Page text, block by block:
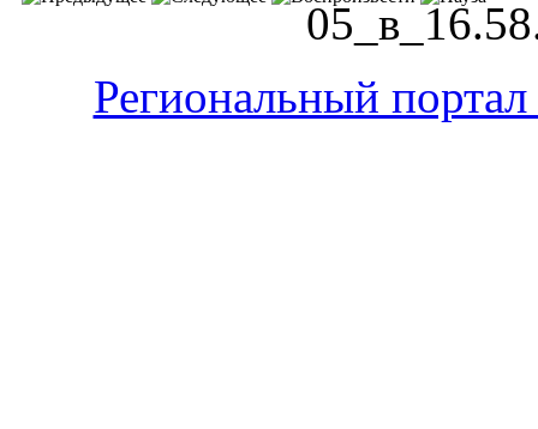
Региональный